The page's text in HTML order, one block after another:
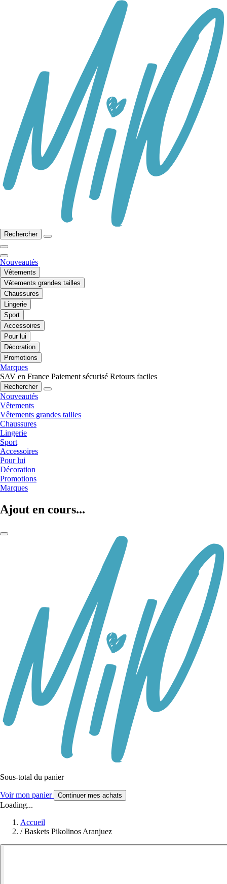
Rechercher
Nouveautés
Vêtements
Vêtements grandes tailles
Chaussures
Lingerie
Sport
Accessoires
Pour lui
Décoration
Promotions
Marques
SAV en France Paiement sécurisé Retours faciles
Rechercher
Nouveautés
Vêtements
Vêtements grandes tailles
Chaussures
Lingerie
Sport
Accessoires
Pour lui
Décoration
Promotions
Marques
Ajout en cours...
Sous-total du panier
Voir mon panier Continuer mes achats
Loading...
Accueil
/ Baskets Pikolinos Aranjuez